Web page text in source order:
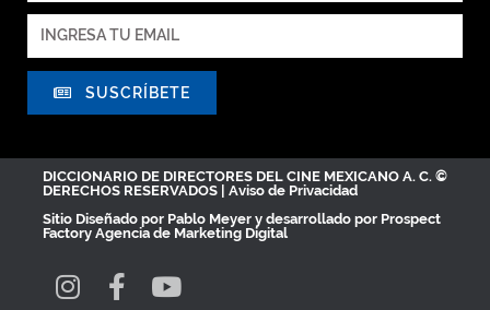
SUSCRÍBETE
DICCIONARIO DE DIRECTORES DEL CINE MEXICANO A. C. ©
DERECHOS RESERVADOS | Aviso de Privacidad
Sitio Diseñado por Pablo Meyer y desarrollado por Prospect
Factory Agencia de Marketing Digital